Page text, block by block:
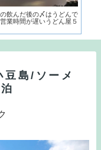
飲んだ後の〆はうどんで
業時間が遅いうどん屋５
島/ソーメ